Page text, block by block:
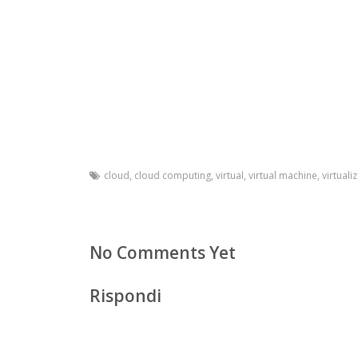
cloud, cloud computing, virtual, virtual machine,
No Comments Yet
Rispondi